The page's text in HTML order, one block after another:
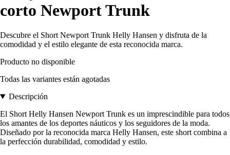
corto Newport Trunk
Descubre el Short Newport Trunk Helly Hansen y disfruta de la
comodidad y el estilo elegante de esta reconocida marca.
Producto no disponible
Todas las variantes están agotadas
Descripción
El Short Helly Hansen Newport Trunk es un imprescindible para todos
los amantes de los deportes náuticos y los seguidores de la moda.
Diseñado por la reconocida marca Helly Hansen, este short combina a
la perfección durabilidad, comodidad y estilo.